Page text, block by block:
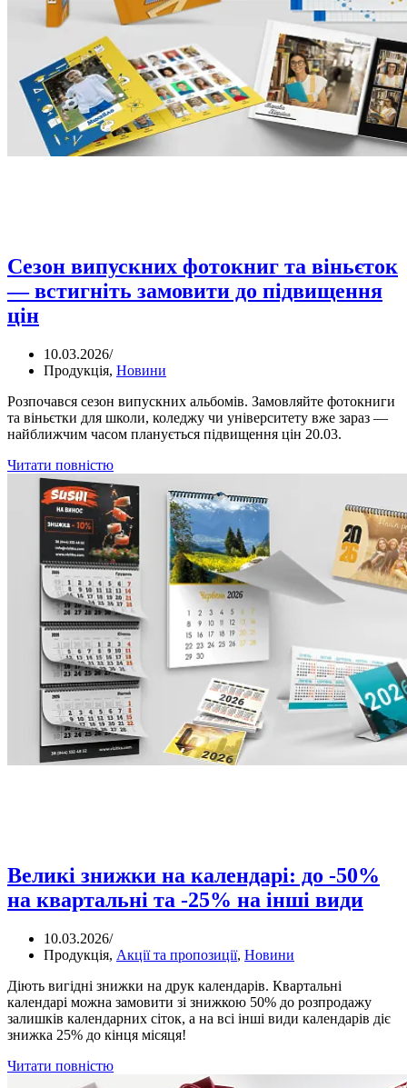
Cезон випускних фотокниг та віньєток
— встигніть замовити до підвищення
цін
10.03.2026/
Продукція, Новини
Розпочався сезон випускних альбомів. Замовляйте фотокниги
та віньєтки для школи, коледжу чи університету вже зараз —
найближчим часом планується підвищення цін 20.03.
Читати повністю
Великі знижки на календарі: до -50%
на квартальні та -25% на інші види
10.03.2026/
Продукція, Акції та пропозиції, Новини
Діють вигідні знижки на друк календарів. Квартальні
календарі можна замовити зі знижкою 50% до розпродажу
залишків календарних сіток, а на всі інші види календарів діє
знижка 25% до кінця місяця!
Читати повністю